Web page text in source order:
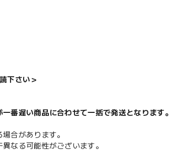
下さい＞
番遅い商品に合わせて一括で発送となります。
合があります。
なる可能性がございます。